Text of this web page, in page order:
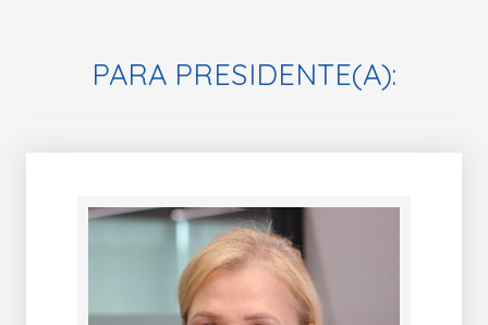
PARA PRESIDENTE(A):